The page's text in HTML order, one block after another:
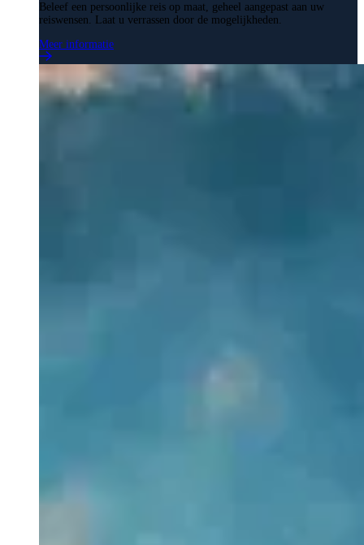
Beleef een persoonlijke reis op maat, geheel aangepast aan uw
reiswensen. Laat u verrassen door de mogelijkheden.
Meer informatie